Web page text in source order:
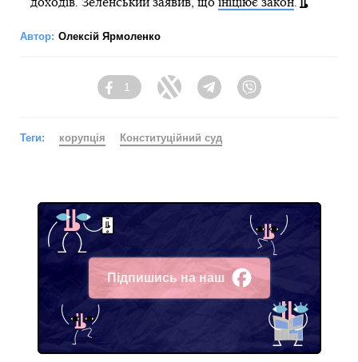
доходів. Зеленський заявив, що ініціює закон.
Автор: Олексій Ярмоленко
Facebook
1
Twitter Telegram
Теги: корупція Конституційний суд
Підпишись на наш
Facebook